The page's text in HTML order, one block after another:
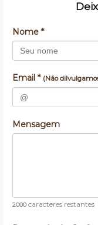
Nome *
Email * (Não
Mensagem
2000caracteres restantes